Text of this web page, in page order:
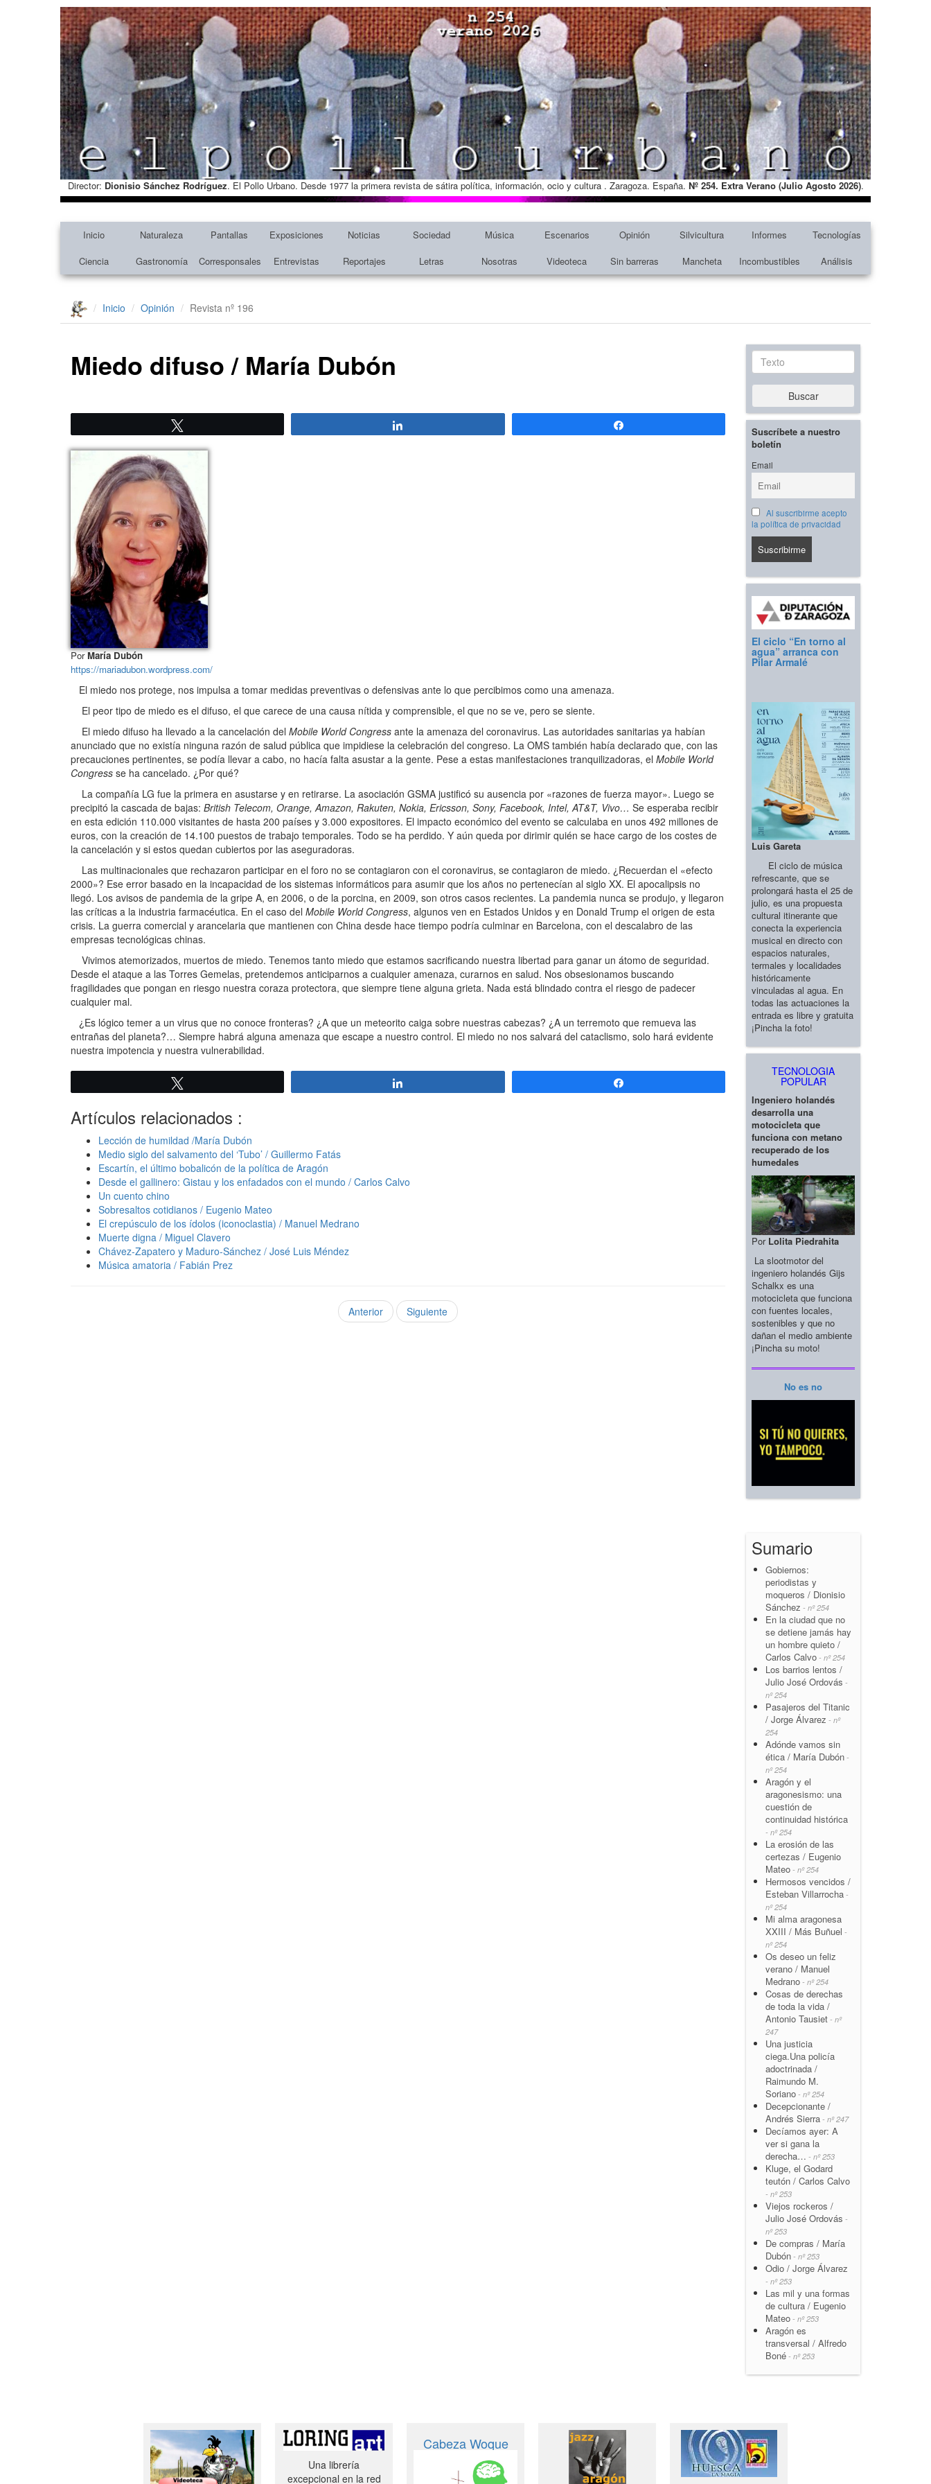
Director: Dionisio Sánchez Rodríguez. El Pollo Urbano. Desde 1977 la primera revista de sátira política, información, ocio y cultura . Zaragoza. España. Nº 254. Extra Verano (Julio Agosto 2026).
Inicio Naturaleza Pantallas Exposiciones Noticias Sociedad Música Escenarios Opinión Silvicultura Informes
Tecnologías
Ciencia
Gastronomía Corresponsales Entrevistas Reportajes Letras Nosotras Videoteca Sin barreras Mancheta Incombustibles Análisis
Inicio Opinión Revista nº 196
Miedo difuso / María Dubón
PorMaría Dubón
https://mariadubon.wordpress.com/
El miedo nos protege, nos impulsa a tomar medidas preventivas o defensivas ante lo que percibimos como una amenaza.
El peor tipo de miedo es el difuso, el que carece de una causa nítida y comprensible, el que no se ve, pero se siente.
El miedo difuso ha llevado a la cancelación del Mobile World Congress ante la amenaza del coronavirus. Las autoridades sanitarias ya habían
anunciado que no existía ninguna razón de salud pública que impidiese la celebración del congreso. La OMS también había declarado que, con las
precauciones pertinentes, se podía llevar a cabo, no hacía falta asustar a la gente. Pese a estas manifestaciones tranquilizadoras, el Mobile World
Congress se ha cancelado. ¿Por qué?
La compañía LG fue la primera en asustarse y en retirarse. La asociación GSMA justificó su ausencia por «razones de fuerza mayor». Luego se
precipitó la cascada de bajas: British Telecom, Orange, Amazon, Rakuten, Nokia, Ericsson, Sony, Facebook, Intel, AT&T, Vivo… Se esperaba recibir
en esta edición 110.000 visitantes de hasta 200 países y 3.000 expositores. El impacto económico del evento se calculaba en unos 492 millones de
euros, con la creación de 14.100 puestos de trabajo temporales. Todo se ha perdido. Y aún queda por dirimir quién se hace cargo de los costes de
la cancelación y si estos quedan cubiertos por las aseguradoras.
Las multinacionales que rechazaron participar en el foro no se contagiaron con el coronavirus, se contagiaron de miedo. ¿Recuerdan el «efecto
2000»? Ese error basado en la incapacidad de los sistemas informáticos para asumir que los años no pertenecían al siglo XX. El apocalipsis no
llegó. Los avisos de pandemia de la gripe A, en 2006, o de la porcina, en 2009, son otros casos recientes. La pandemia nunca se produjo, y llegaron
las críticas a la industria farmacéutica. En el caso del Mobile World Congress, algunos ven en Estados Unidos y en Donald Trump el origen de esta
crisis. La guerra comercial y arancelaria que mantienen con China desde hace tiempo podría culminar en Barcelona, con el descalabro de las
empresas tecnológicas chinas.
Vivimos atemorizados, muertos de miedo. Tenemos tanto miedo que estamos sacrificando nuestra libertad para ganar un átomo de seguridad.
Desde el ataque a las Torres Gemelas, pretendemos anticiparnos a cualquier amenaza, curarnos en salud. Nos obsesionamos buscando
fragilidades que pongan en riesgo nuestra coraza protectora, que siempre tiene alguna grieta. Nada está blindado contra el riesgo de padecer
cualquier mal.
¿Es lógico temer a un virus que no conoce fronteras? ¿A que un meteorito caiga sobre nuestras cabezas? ¿A un terremoto que remueva las
entrañas del planeta?… Siempre habrá alguna amenaza que escape a nuestro control. El miedo no nos salvará del cataclismo, solo hará evidente
nuestra impotencia y nuestra vulnerabilidad.
Artículos relacionados :
Lección de humildad /María Dubón
Medio siglo del salvamento del ‘Tubo’ / Guillermo Fatás
Escartín, el último bobalicón de la política de Aragón
Desde el gallinero: Gistau y los enfadados con el mundo / Carlos Calvo
Un cuento chino
Sobresaltos cotidianos / Eugenio Mateo
El crepúsculo de los ídolos (iconoclastia) / Manuel Medrano
Muerte digna / Miguel Clavero
Chávez-Zapatero y Maduro-Sánchez / José Luis Méndez
Música amatoria / Fabián Prez
Anterior Siguiente
Texto
Buscar
Suscríbete a nuestro
boletín
Email
Al suscribirme acepto
la política de privacidad
El ciclo “En torno al
agua” arranca con
Pilar Armalé
Luis Gareta
El ciclo de música
refrescante, que se
prolongará hasta el 25 de
julio, es una propuesta
cultural itinerante que
conecta la experiencia
musical en directo con
espacios naturales,
termales y localidades
históricamente
vinculadas al agua. En
todas las actuaciones la
entrada es libre y gratuita
¡Pincha la foto!
TECNOLOGIA
POPULAR
Ingeniero holandés
desarrolla una
motocicleta que
funciona con metano
recuperado de los
humedales
Por Lolita Piedrahita
La slootmotor del
ingeniero holandés Gijs
Schalkx es una
motocicleta que funciona
con fuentes locales,
sostenibles y que no
dañan el medio ambiente
¡Pincha su moto!
No es no
Sumario
Gobiernos:
periodistas y
moqueros / Dionisio
Sánchez - nº 254
En la ciudad que no
se detiene jamás hay
un hombre quieto /
Carlos Calvo - nº 254
Los barrios lentos /
Julio José Ordovás -
nº 254
Pasajeros del Titanic
/ Jorge Álvarez - nº
254
Adónde vamos sin
ética / María Dubón -
nº 254
Aragón y el
aragonesismo: una
cuestión de
continuidad histórica
- nº 254
La erosión de las
certezas / Eugenio
Mateo - nº 254
Hermosos vencidos /
Esteban Villarrocha -
nº 254
Mi alma aragonesa
XXIII / Más Buñuel -
nº 254
Os deseo un feliz
verano / Manuel
Medrano - nº 254
Cosas de derechas
de toda la vida /
Antonio Tausiet - nº
247
Una justicia
ciega.Una policía
adoctrinada /
Raimundo M.
Soriano - nº 254
Decepcionante /
Andrés Sierra - nº 247
Decíamos ayer: A
ver si gana la
derecha… - nº 253
Kluge, el Godard
teutón / Carlos Calvo
- nº 253
Viejos rockeros /
Julio José Ordovás -
nº 253
De compras / María
Dubón - nº 253
Odio / Jorge Álvarez
- nº 253
Las mil y una formas
de cultura / Eugenio
Mateo - nº 253
Aragón es
transversal / Alfredo
Boné - nº 253
Una librería
excepcional en la red
Cabeza Woque